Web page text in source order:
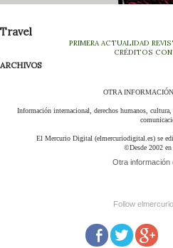
Travel
PRIMERA ACTUALIDAD
CRÉDITOS
ARCHIVOS
OTRA
Información internacional, derechos humanos,
El Mercurio Digital (elmercuriodigital.es) se
©Desde 2002
Otra información
Follow